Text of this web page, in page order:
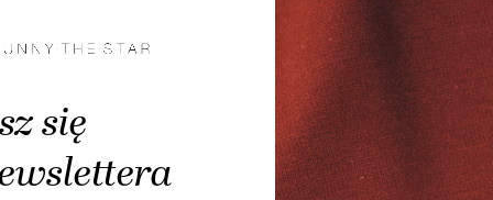
się
Bluzy